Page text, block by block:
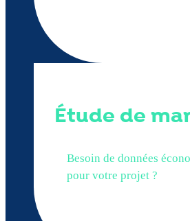
Étude de
Besoin de données
pour votre projet ?